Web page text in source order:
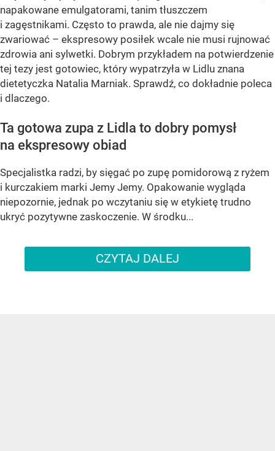
napakowane emulgatorami, tanim tłuszczem
i zagęstnikami. Często to prawda, ale nie dajmy się
zwariować – ekspresowy posiłek wcale nie musi rujnować
zdrowia ani sylwetki. Dobrym przykładem na potwierdzenie
tej tezy jest gotowiec, który wypatrzyła w Lidlu znana
dietetyczka Natalia Marniak. Sprawdź, co dokładnie poleca
i dlaczego.
Ta gotowa zupa z Lidla to dobry pomysł
na ekspresowy obiad
Specjalistka radzi, by sięgać po zupę pomidorową z ryżem
i kurczakiem marki Jemy Jemy. Opakowanie wygląda
niepozornie, jednak po wczytaniu się w etykietę trudno
ukryć pozytywne zaskoczenie. W środku...
CZYTAJ DALEJ